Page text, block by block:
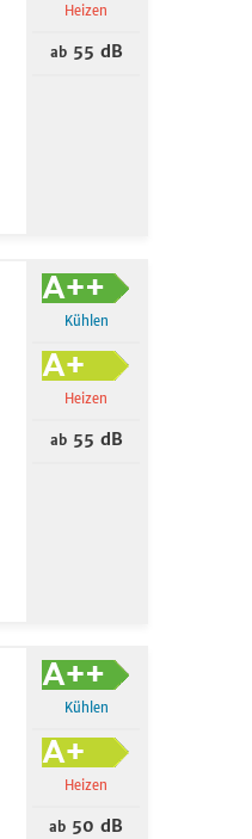
Heizen
ab55 dB
Kühlen
Heizen
ab55 dB
Kühlen
Heizen
ab 50 dB